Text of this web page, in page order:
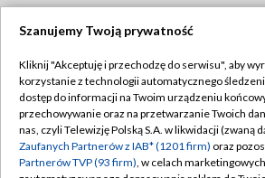
TVP
Abonament TVP
Emisja w TVP
Centrum informacji TVP
Regulamin TVP
Polityka
Szanujemy Twoją prywatność
Kliknij "Akceptuję i przechodzę do serwisu", aby
korzystanie z technologii automatycznego
dostęp do informacji na Twoim urządzeniu
przechowywanie oraz na przetwarzanie Twoich
nas, czyli Telewizję Polską S.A. w likwidacji (zwaną
Zaufanych Partnerów z IAB* (1201 firm) oraz
Partnerów TVP (93 firm), w celach